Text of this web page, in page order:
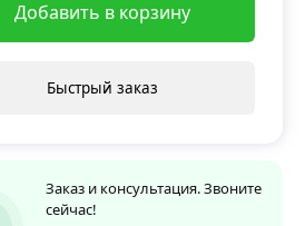
Добавить в корзину
Быстрый заказ
Заказ и консультация. Звоните
сейчас!